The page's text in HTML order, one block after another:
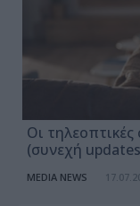
Οι τηλεοπτικές
(συνεχή
MEDIA NEWS